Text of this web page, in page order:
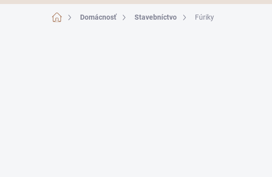
DomovDomácnosť Stavebníctvo Fúriky